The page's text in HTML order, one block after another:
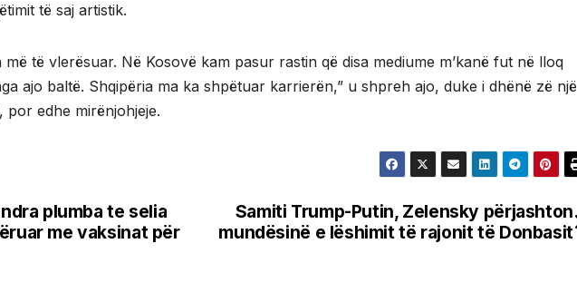
të saj artistik.
më të vlerësuar. Në Kosovë kam pasur rastin që disa mediume m’kanë fut në lloq
ajo baltë. Shqipëria ma ka shpëtuar karrierën,” u shpreh ajo, duke i dhënë zë një
por edhe mirënjohjeje.
Samiti Trump-Putin, Zelensky përjashton
mundësinë e lëshimit të rajonit të Donbasit
plumba te selia
me vaksinat për